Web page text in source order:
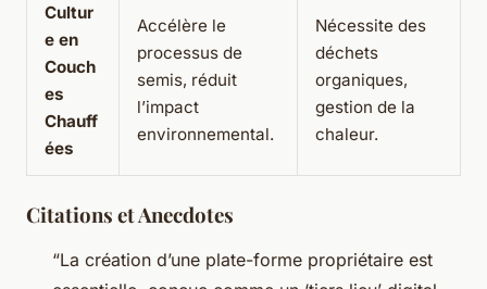
Cultur
e en
Couch
es
Chauff
ées
Accélère le
processus de
semis, réduit
l’impact
environnemental.
Nécessite des
déchets
organiques,
gestion de la
chaleur.
Citations et Anecdotes
“La création d’une plate-forme propriétaire est